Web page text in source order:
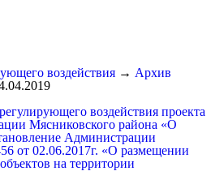
воздействия → Архив
воздействия проекта
Мясниковского района «О
Администрации
от 02.06.2017г. «О размещении
на территории